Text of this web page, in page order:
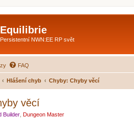
Equilibrie
Persistentní NWN:EE RP svět
FAQ
Hlášení chyb Chyby: Chyby věcí
věcí
Builder Dungeon Master